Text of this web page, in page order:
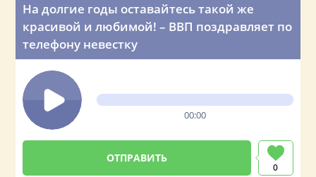
На долгие годы оставайтесь такой же
красивой и любимой! – ВВП поздравляет по
телефону невестку
00:00
0